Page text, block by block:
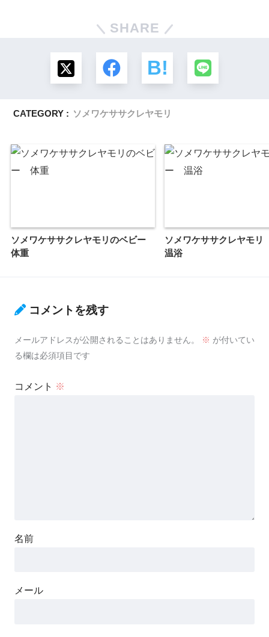
SHARE
CATEGORY : ソメワケササクレヤモリ
ソメワケササクレヤモリのベビー
体重
ソメワケササクレヤモ
温浴
コメントを残す
メールアドレスが公開されることはありません。 ※ が付いてい
る欄は必須項目です
コメント ※
名前
メール